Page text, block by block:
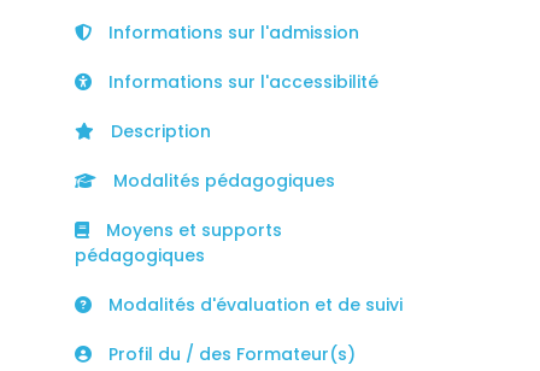
Informations sur l'admission
Informations sur l'accessibilité
Description
Modalités pédagogiques
Moyens et supports
pédagogiques
Modalités d'évaluation et de suivi
Profil du / des Formateur(s)